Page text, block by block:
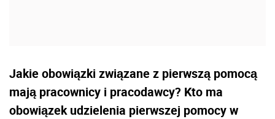
Jakie obowiązki związane z pierwszą pomocą
mają pracownicy i pracodawcy? Kto ma
obowiązek udzielenia pierwszej pomocy w